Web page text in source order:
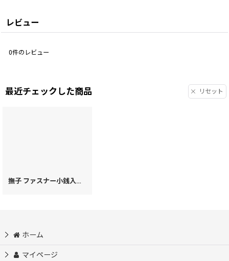
レビュー
0件のレビュー
最近チェックした商品 リセット
撫子 ファスナー小銭入れ［t］
ホーム
マイページ